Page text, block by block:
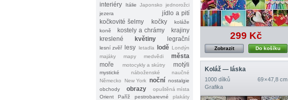
interiéry Itálie Japonsko
jednorožci
jezera
jídlo a pití
kočkovité šelmy
kočky
koláže
koně
kostely a chrámy
krajiny
kreslené
květiny legrační
lesní zvěř lesy letadla lodě Londýn
majáky
mapy medvědi
města
moře
motocykly a skútry motýli
mystické náboženské
naučné
Německo
New York noční nostalgie
obchody
obrazy
opuštěná místa
Orient
Paříž pestrobarevné
plakáty
299 Kč
Do košíku
Zobrazit
Koláž — láska
1000 dílků
69 × 47,8 cm
Grafika